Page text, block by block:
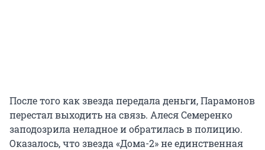
После того как звезда передала деньги, Парамонов
перестал выходить на связь. Алеся Семеренко
заподозрила неладное и обратилась в полицию.
Оказалось, что звезда «Дома-2» не единственная